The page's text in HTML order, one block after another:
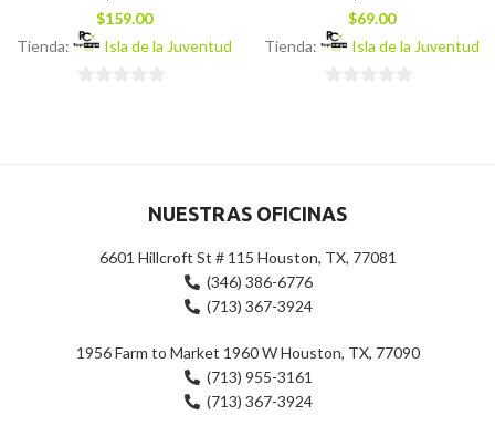
$159.00
Tienda:
Isla de la Juventud
$69.00
Tienda:
Isla de la Juventud
NUESTRAS OFICINAS
6601 Hillcroft St # 115 Houston, TX, 77081
(346) 386-6776
(713) 367-3924
1956 Farm to Market 1960 W Houston, TX, 77090
(713) 955-3161
(713) 367-3924